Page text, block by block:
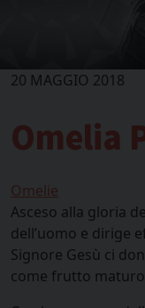
20 MAGGIO 2018
Omelia
Omelie
Asceso alla gloria
dell’uomo e dirige
Signore Gesù ci
come frutto maturo